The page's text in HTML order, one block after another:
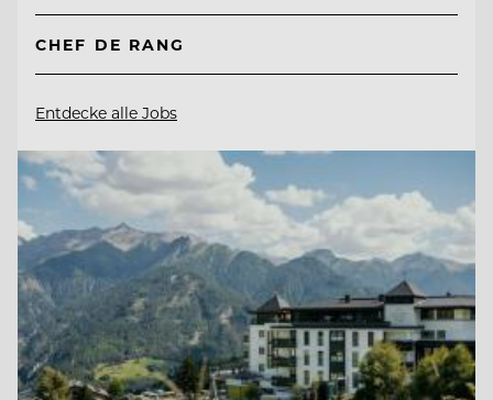
CHEF DE RANG
Entdecke alle Jobs